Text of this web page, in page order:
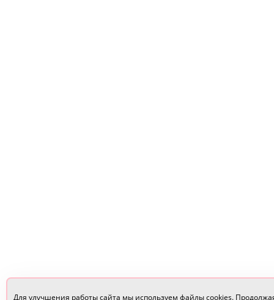
Для улучшения работы сайта мы используем файлы cookies.